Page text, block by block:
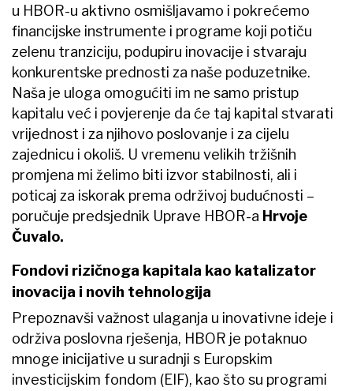
u HBOR-u aktivno osmišljavamo i pokrećemo
financijske instrumente i programe koji potiču
zelenu tranziciju, podupiru inovacije i stvaraju
konkurentske prednosti za naše poduzetnike.
Naša je uloga omogućiti im ne samo pristup
kapitalu već i povjerenje da će taj kapital stvarati
vrijednost i za njihovo poslovanje i za cijelu
zajednicu i okoliš. U vremenu velikih tržišnih
promjena mi želimo biti izvor stabilnosti, ali i
poticaj za iskorak prema održivoj budućnosti –
poručuje predsjednik Uprave HBOR-a Hrvoje
Čuvalo.
Fondovi rizičnoga kapitala kao katalizator
inovacija i novih tehnologija
Prepoznavši važnost ulaganja u inovativne ideje i
održiva poslovna rješenja, HBOR je potaknuo
mnoge inicijative u suradnji s Europskim
investicijskim fondom (EIF), kao što su programi